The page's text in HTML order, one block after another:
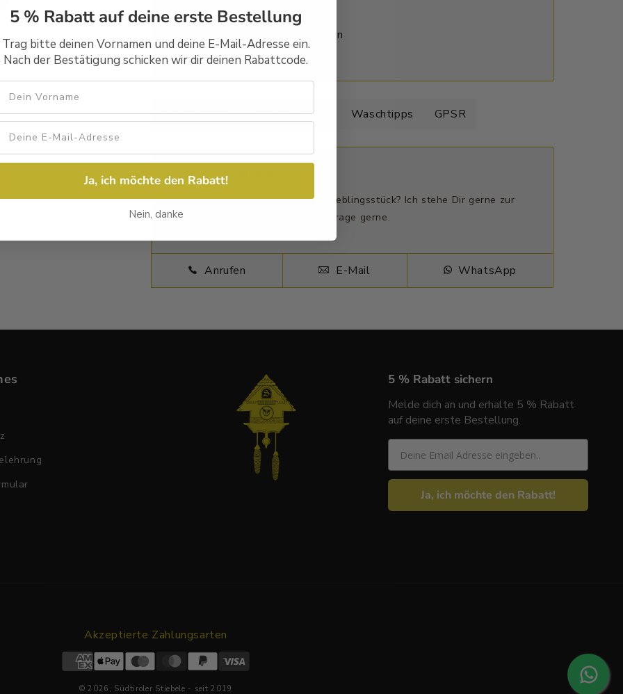
Premium
Premium
Versandfertig in 1-2 Werktagen
30 Tage Rückgaberecht
Beschreibung Größentabelle Waschtipps GPSR
Julian ist für dich da!
Habst Du Fragen zu deinem neuen Lieblingsstück? Ich stehe Dir gerne zur
Verfügung und beantworten Deine Frage gerne.
Anrufen E-Mail WhatsApp
5 % Rabatt sichern
Melde dich an und erhalte 5 % Rabatt
auf deine erste Bestellung.
Email
Ja, ich möchte den Rabatt!
Akzeptierte Zahlungsarten
© 2026, Südtiroler Stiebele - seit 2019
5 % Rabatt auf deine erste Bestellung
Trag bitte deinen Vornamen und deine E-Mail-Adresse ein.
Nach der Bestätigung schicken wir dir deinen Rabattcode.
Ja, ich möchte den Rabatt!
Nein, danke